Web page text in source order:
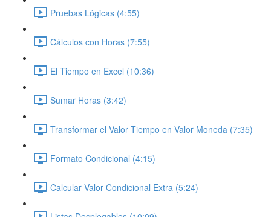
Pruebas Lógicas (4:55)
Cálculos con Horas (7:55)
El Tiempo en Excel (10:36)
Sumar Horas (3:42)
Transformar el Valor Tiempo en Valor Moneda (7:35)
Formato Condicional (4:15)
Calcular Valor Condicional Extra (5:24)